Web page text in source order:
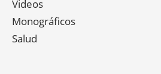
Videos
Monográficos
Salud